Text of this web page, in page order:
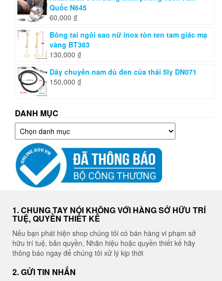
Quốc N645
60,000 ₫
Bông tai ngôi sao nữ inox tòn ten tam giác mạ
vàng BT363
130,000 ₫
Dây chuyền nam dù đen của thái 5ly DN071
150,000 ₫
DANH MỤC
Danh
mục
1. CHUNG TAY NÓI KHÔNG VỚI HÀNG SỞ HỮU TRÍ
TUỆ, QUYỀN THIẾT KẾ
Nếu bạn phát hiện shop chúng tôi có bán hàng vi phạm sở
hữu trí tuệ, bản quyền, Nhãn hiệu hoặc quyền thiết kế hãy
thông báo ngay để chúng tôi xử lý kịp thời
2. GỬI TIN NHẮN